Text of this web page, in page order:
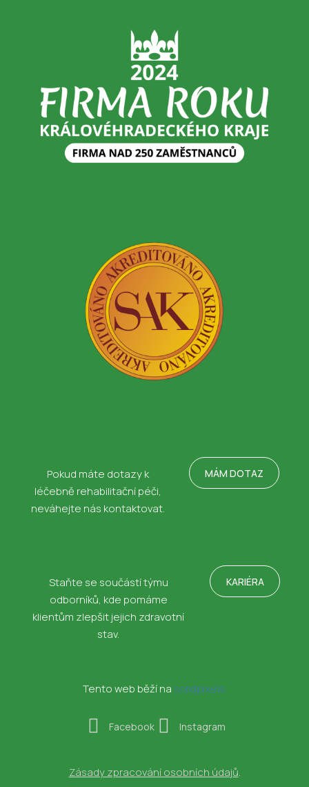
Pokud máte dotazy k
léčebně rehabilitační péči,
neváhejte nás kontaktovat.
MÁM DOTAZ
Staňte se součástí týmu
odborníků, kde pomáme
klientům zlepšit jejich zdravotní
stav.
KARIÉRA
Tento web běží na solidpixels.
Facebook Instagram
Zásady zpracování osobních údajů.